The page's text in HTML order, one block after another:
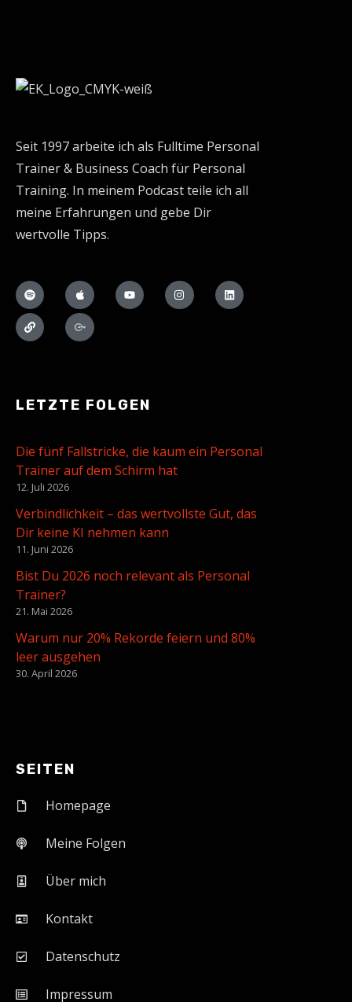
Seit 1997 arbeite ich als Fulltime Personal
Trainer & Business Coach für Personal
Training. In meinem Podcast teile ich all
meine Erfahrungen und gebe Dir
wertvolle Tipps.
LETZTE FOLGEN
Die fünf Fallstricke, die kaum ein Personal
Trainer auf dem Schirm hat
12. Juli 2026
Verbindlichkeit – das wertvollste Gut, das
Dir keine KI nehmen kann
11. Juni 2026
Bist Du 2026 noch relevant als Personal
Trainer?
21. Mai 2026
Warum nur 20% Rekorde feiern und 80%
leer ausgehen
30. April 2026
SEITEN
Homepage
Meine Folgen
Über mich
Kontakt
Datenschutz
Impressum